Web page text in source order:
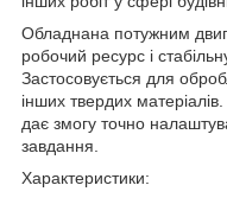
Обладнана потужним
робочий ресурс і
Застосовується для
інших твердих
дає змогу точно
завдання.
Характеристики: